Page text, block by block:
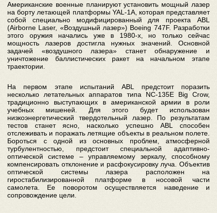
Американские военные планируют установить мощный лазер
на борту летающей платформы YAL-1A, которая представляет
собой специально модифицированный для проекта ABL
(Airborne Laser, «Воздушный лазер») Boeing 747F. Разработки
этого оружия начались уже в 1980-х, но только сейчас
мощность лазеров достигла нужных значений. Основной
задачей «воздушного лазера» станет обнаружение и
уничтожение баллистических ракет на начальном этапе
траектории.
На первом этапе испытаний ABL предстоит поразить
несколько летательных аппаратов типа NC-135E Big Crow,
традиционно выступающих в американской армии в роли
учебных мишеней. Для этого будет использован
низкоэнергетический твердотельный лазер. По результатам
тестов станет ясно, насколько успешно ABL способен
отслеживать и поражать летящие объекты в реальном полете.
Бороться с одной из основных проблем, атмосферной
турбулентностью, предстоит специальной адаптивно-
оптической системе – управляемому зеркалу, способному
компенсировать отклонение и расфокусировку луча. Объектив
оптической системы лазера расположен на
гиростабилизированной платформе в носовой части
самолета. Ее поворотом осуществляется наведение и
сопровождение цели.